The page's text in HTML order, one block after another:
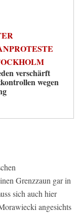
verschärft
wegen
Grenzzaun gar in
sich auch hier
angesichts